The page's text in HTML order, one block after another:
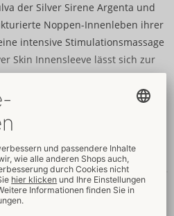
der Silver Sirene Argenta und
Noppen-Innenleben ihrer
intensive Stimulationsmassage
Skin Innensleeve lässt sich zur
diskreten Gehäuse
interaktives Erlebnis lässt sich
by Kiiroo und dem
(beides nicht im
Cyborg-Fantasien endlich